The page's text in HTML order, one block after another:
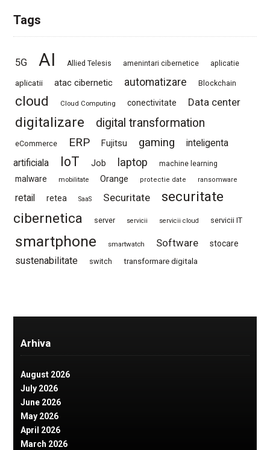
Tags
5G AI Allied Telesis amenintari cibernetice aplicatie
aplicatii atac cibernetic automatizare Blockchain
cloud Cloud Computing conectivitate Data center
digitalizare digital transformation
eCommerce ERP Fujitsu gaming
inteligenta
artificiala
IoT Job laptop machine learning
malware mobilitate Orange protectie date ransomware
retail retea SaaS Securitate
securitate
cibernetica
server servicii servicii cloud servicii IT
smartphone smartwatch Software stocare
sustenabilitate switch transformare digitala
Arhiva
August 2026
July 2026
June 2026
May 2026
April 2026
March 2026